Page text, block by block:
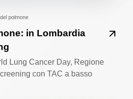
polmone
in Lombardia
Lung Cancer Day, Regione
con TAC a basso